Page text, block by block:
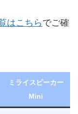
はこちらでご確
ミライスピーカー
Mini